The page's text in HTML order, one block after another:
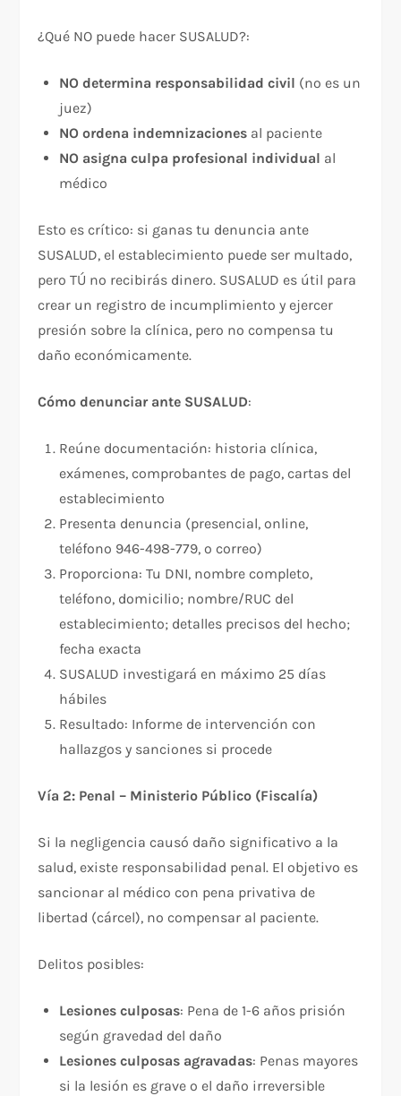
¿Qué NO puede hacer SUSALUD?:​
NO determina responsabilidad civil (no es un
juez)
NO ordena indemnizaciones al paciente
NO asigna culpa profesional individual al
médico
Esto es crítico: si ganas tu denuncia ante
SUSALUD, el establecimiento puede ser multado,
pero TÚ no recibirás dinero. SUSALUD es útil para
crear un registro de incumplimiento y ejercer
presión sobre la clínica, pero no compensa tu
daño económicamente.​
Cómo denunciar ante SUSALUD:​
Reúne documentación: historia clínica,
exámenes, comprobantes de pago, cartas del
establecimiento
Presenta denuncia (presencial, online,
teléfono 946-498-779, o correo)
Proporciona: Tu DNI, nombre completo,
teléfono, domicilio; nombre/RUC del
establecimiento; detalles precisos del hecho;
fecha exacta
SUSALUD investigará en máximo 25 días
hábiles​
Resultado: Informe de intervención con
hallazgos y sanciones si procede
Vía 2: Penal – Ministerio Público (Fiscalía)
Si la negligencia causó daño significativo a la
salud, existe responsabilidad penal. El objetivo es
sancionar al médico con pena privativa de
libertad (cárcel), no compensar al paciente.​​
Delitos posibles:​
Lesiones culposas: Pena de 1-6 años prisión
según gravedad del daño​
Lesiones culposas agravadas: Penas mayores
si la lesión es grave o el daño irreversible